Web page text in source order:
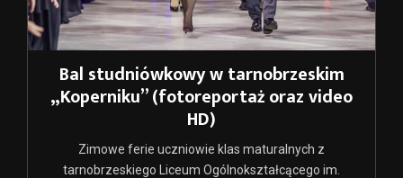
Bal studniówkowy w tarnobrzeskim
„Koperniku” (fotoreportaż oraz video
HD)
Zimowe ferie uczniowie klas maturalnych z
tarnobrzeskiego Liceum Ogólnokształcącego im.